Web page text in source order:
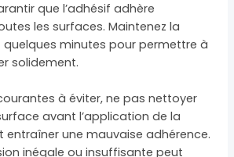
que l’adhésif adhère
les surfaces. Maintenez la
minutes pour permettre à
solidement.
à éviter, ne pas nettoyer
avant l’application de la
entraîner une mauvaise adhérence.
inégale ou insuffisante peut